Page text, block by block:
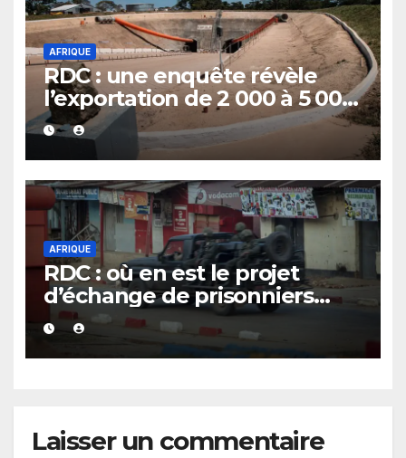
AFRIQUE
RDC : une enquête révèle
l’exportation de 2 000 à 5 000
tonnes d’uranium vers la
Chine avec le cobalt en 20
ans
AFRIQUE
RDC : où en est le projet
d’échange de prisonniers
entre Kinshasa et l’AFC/M23 ?
Laisser un commentaire